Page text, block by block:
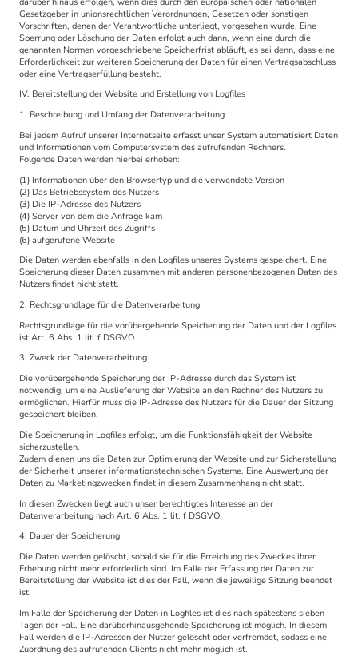
Gesetzgeber in unionsrechtlichen Verordnungen, Gesetzen oder sonstigen
Vorschriften, denen der Verantwortliche unterliegt, vorgesehen wurde. Eine
Sperrung oder Löschung der Daten erfolgt auch dann, wenn eine durch die
genannten Normen vorgeschriebene Speicherfrist abläuft, es sei denn, dass eine
Erforderlichkeit zur weiteren Speicherung der Daten für einen Vertragsabschluss
oder eine Vertragserfüllung besteht.
IV. Bereitstellung der Website und Erstellung von Logfiles
1. Beschreibung und Umfang der Datenverarbeitung
Bei jedem Aufruf unserer Internetseite erfasst unser System automatisiert Daten
und Informationen vom Computersystem des aufrufenden Rechners.
Folgende Daten werden hierbei erhoben:
(1) Informationen über den Browsertyp und die verwendete Version
(2) Das Betriebssystem des Nutzers
(3) Die IP-Adresse des Nutzers
(4) Server von dem die Anfrage kam
(5) Datum und Uhrzeit des Zugriffs
(6) aufgerufene Website
Die Daten werden ebenfalls in den Logfiles unseres Systems gespeichert. Eine
Speicherung dieser Daten zusammen mit anderen personenbezogenen Daten des
Nutzers findet nicht statt.
2. Rechtsgrundlage für die Datenverarbeitung
Rechtsgrundlage für die vorübergehende Speicherung der Daten und der Logfiles
ist Art. 6 Abs. 1 lit. f DSGVO.
3. Zweck der Datenverarbeitung
Die vorübergehende Speicherung der IP-Adresse durch das System ist
notwendig, um eine Auslieferung der Website an den Rechner des Nutzers zu
ermöglichen. Hierfür muss die IP-Adresse des Nutzers für die Dauer der Sitzung
gespeichert bleiben.
Die Speicherung in Logfiles erfolgt, um die Funktionsfähigkeit der Website
sicherzustellen.
Zudem dienen uns die Daten zur Optimierung der Website und zur Sicherstellung
der Sicherheit unserer informationstechnischen Systeme. Eine Auswertung der
Daten zu Marketingzwecken findet in diesem Zusammenhang nicht statt.
In diesen Zwecken liegt auch unser berechtigtes Interesse an der
Datenverarbeitung nach Art. 6 Abs. 1 lit. f DSGVO.
4. Dauer der Speicherung
Die Daten werden gelöscht, sobald sie für die Erreichung des Zweckes ihrer
Erhebung nicht mehr erforderlich sind. Im Falle der Erfassung der Daten zur
Bereitstellung der Website ist dies der Fall, wenn die jeweilige Sitzung beendet
ist.
Im Falle der Speicherung der Daten in Logfiles ist dies nach spätestens sieben
Tagen der Fall. Eine darüberhinausgehende Speicherung ist möglich. In diesem
Fall werden die IP-Adressen der Nutzer gelöscht oder verfremdet, sodass eine
Zuordnung des aufrufenden Clients nicht mehr möglich ist.